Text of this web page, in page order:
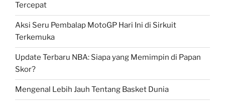
Tercepat
Aksi Seru Pembalap MotoGP Hari Ini di Sirkuit
Terkemuka
Update Terbaru NBA: Siapa yang Memimpin di Papan
Skor?
Mengenal Lebih Jauh Tentang Basket Dunia